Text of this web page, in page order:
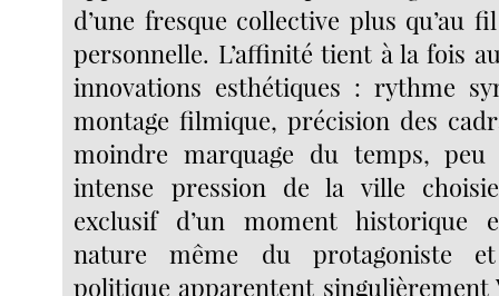
d’une fresque collective plus qu’au
personnelle. L’affinité tient à la fois
innovations esthétiques : rythme
montage filmique, précision des
moindre marquage du temps, peu
intense pression de la ville
exclusif d’un moment historique
nature même du protagoniste
politique apparentent singulièrement